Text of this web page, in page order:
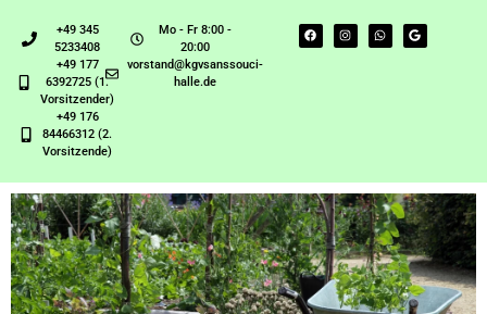
+49 345
5233408
+49 177
6392725 (1.
Vorsitzender)
+49 176
84466312 (2.
Vorsitzende)
Mo - Fr 8:00 -
20:00
vorstand@kgvsanssouci-
halle.de